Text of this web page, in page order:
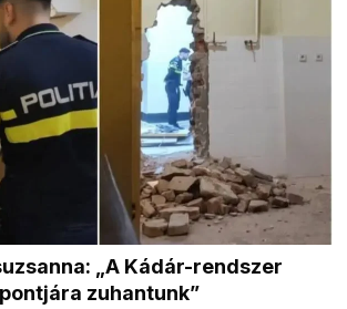
„A Kádár-rendszer
zuhantunk”